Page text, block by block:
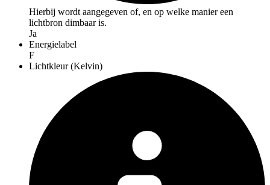
Hierbij wordt aangegeven of, en op welke manier een
lichtbron dimbaar is.
Ja
Energielabel
F
Lichtkleur (Kelvin)